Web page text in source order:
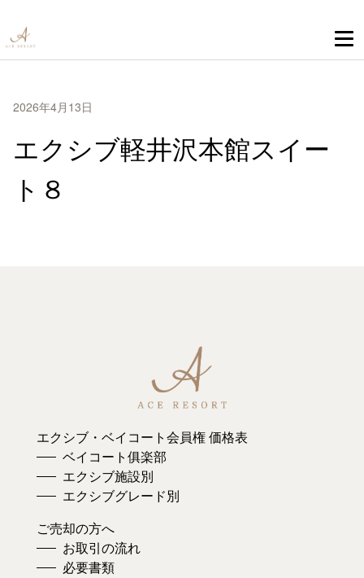
2026年4月13日
エクシブ軽井沢本館スイー
ト８
エクシブ・ベイコート会員権 価格表
ベイコート俱楽部
エクシブ施設別
エクシブグレード別
ご売却の方へ
お取引の流れ
必要書類